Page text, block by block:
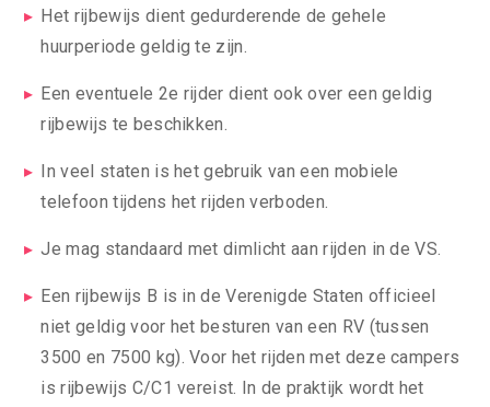
Het rijbewijs dient gedurderende de gehele
huurperiode geldig te zijn.
Een eventuele 2e rijder dient ook over een geldig
rijbewijs te beschikken.
In veel staten is het gebruik van een mobiele
telefoon tijdens het rijden verboden.
Je mag standaard met dimlicht aan rijden in de VS.
Een rijbewijs B is in de Verenigde Staten officieel
niet geldig voor het besturen van een RV (tussen
3500 en 7500 kg). Voor het rijden met deze campers
is rijbewijs C/C1 vereist. In de praktijk wordt het